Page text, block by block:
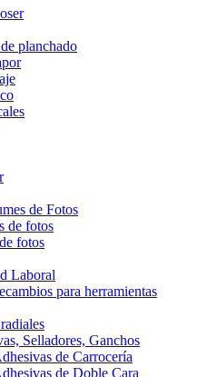
planchado
de Fotos
de fotos
fotos
Laboral
para herramientas
Selladores, Ganchos
de Carrocería
de Doble Cara